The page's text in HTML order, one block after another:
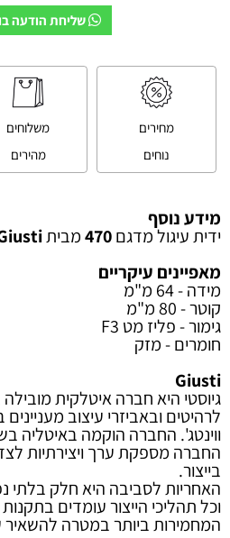
שליחת הודעה
מחירים
נוחים
משלוחים
מהירים
מידע נוסף
ידית עיגול מדגם מבית
מאפיינים עיקריים
מידה - 64 מ"מ
קוטר - 80 מ"מ
גימור - פליז מט F3
חומרים - מזק
Giusti
גיוסטי היא חברה איטלקית מובילה
לרהיטים ובאביזרי עיצוב
החברה מספקת ערך ויצירתיות
בייצור.
האחריות לסביבה היא חלק בלתי
וכל תהליכי הייצור עומדים
המחמירות ביותר במטרה להשאיר